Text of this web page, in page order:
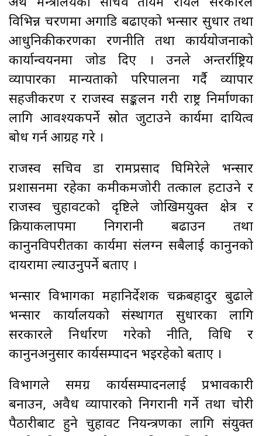
अर्थ मन्त्रालयका सचिव तोयम रायले सरकारले
विभिन्न चरणमा अगाडि बढाएको भन्सार सुधार तथा
आधुनिकीकरणका रणनीति तथा कार्ययोजनाको
कार्यान्वयनमा जोड दिए । उनले अन्तर्राष्ट्रिय
व्यापारका मान्यताको परिपालना गर्दै व्यापार
सहजीकरण र राजस्व सङ्कलन गरी राष्ट्र निर्माणका
लागि आवश्यकपर्ने स्रोत जुटाउने कार्यमा दायित्व
बोध गर्न आग्रह गरे ।
राजस्व सचिव डा रामप्रसाद घिमिरेले भन्सार
प्रशासनमा रहेका कमीकमजोरी तत्काल हटाउने र
राजस्व चुहावटको दृष्टिले जोखिमयुक्त क्षेत्र र
क्रियाकलापमा निगरानी बढाउन तथा
कानुनविपरीतका कार्यमा संलग्न सबैलाई कानुनको
दायरामा ल्याउनुपर्ने बताए ।
भन्सार विभागका महानिर्देशक चक्रबहादुर बुढाले
भन्सार कार्यालयको संस्थागत सुधारका लागि
सरकारले निर्धारण गरेको नीति, विधि र
कानुनअनुसार कार्यसम्पादन भइरहेको बताए ।
विभागले समग्र कार्यसम्पादनलाई प्रभावकारी
बनाउन, अवैध व्यापारको निगरानी गर्ने तथा चोरी
पैठारीबाट हुने चुहावट नियन्त्रणका लागि संयुक्त